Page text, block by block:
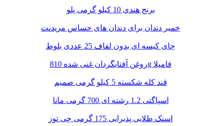
برنج هندی 10 کیلو گرمی پلو
خمیر دندان برای دندان های حساس مریدنت
چای کیسه ای بدون لفاف 25 عددی بلوط
روغن آفتابگردان غنی شده 810g فامیلا
قند کله شکسته 5 کیلو گرمی صمیم
اسپاگتی 1.2 رشته ای 700 گرمی مانا
اسنک طلایی پذیرایی 175 گرمی چی توز